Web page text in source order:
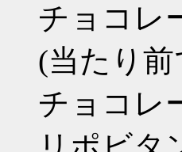
チョコレ
(当たり
チョコレ